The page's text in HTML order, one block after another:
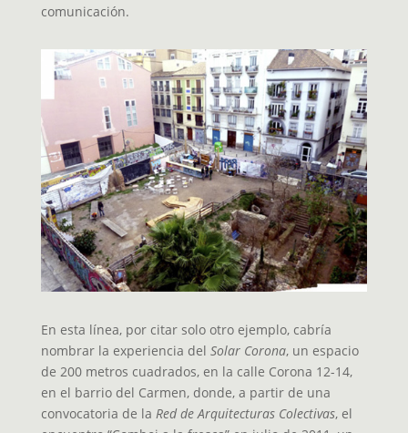
comunicación.
En esta línea, por citar solo otro ejemplo, cabría
nombrar la experiencia del Solar Corona, un espacio
de 200 metros cuadrados, en la calle Corona 12-14,
en el barrio del Carmen, donde, a partir de una
convocatoria de la Red de Arquitecturas Colectivas, el